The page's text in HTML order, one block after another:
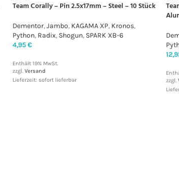
Team Corally – Pin 2.5x17mm – Steel – 10 Stück
Dementor,Jambo, KAGAMA XP, Kronos,
Python, Radix, Shogun, SPARK XB-6
4,95€
Enthält 19% MwSt.
zzgl. Versand
Lieferzeit: sofort lieferbar
zzgl.